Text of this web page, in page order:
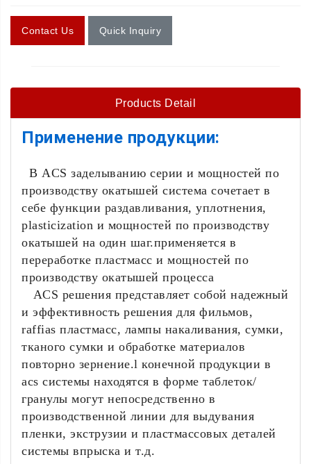
Contact Us Quick Inquiry
Products Detail
Применение продукции:
В ACS заделыванию серии и мощностей по
производству окатышей система сочетает в
себе функции раздавливания, уплотнения,
plasticization и мощностей по производству
окатышей на один шаг.применяется в
переработке пластмасс и мощностей по
производству окатышей процесса
ACS решения представляет собой надежный
и эффективность решения для фильмов,
raffias пластмасс, лампы накаливания, сумки,
тканого сумки и обработке материалов
повторно зернение.l конечной продукции в
acs системы находятся в форме таблеток/
гранулы могут непосредственно в
производственной линии для выдувания
пленки, экструзии и пластмассовых деталей
системы впрыска и т.д.